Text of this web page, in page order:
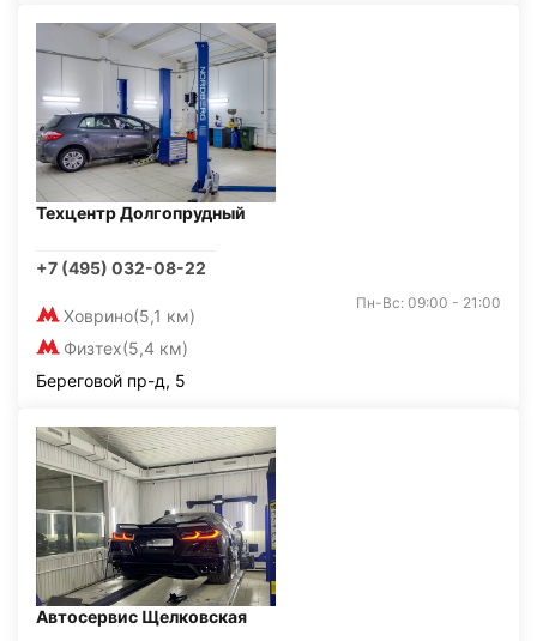
Техцентр Долгопрудный
+7 (495) 032-08-22
Ховрино(5,1 км)
Физтех(5,4 км)
Пн-Вс: 09:00 - 21:00
Береговой пр-д, 5
Автосервис Щелковская